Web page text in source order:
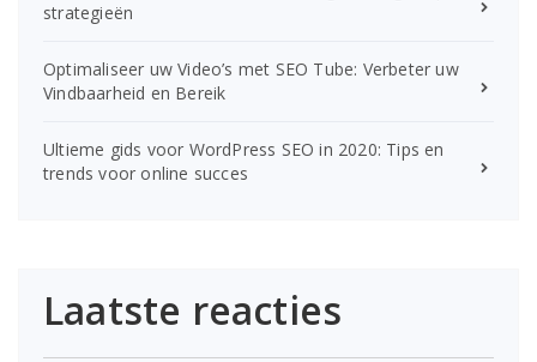
strategieën
Optimaliseer uw Video’s met SEO Tube: Verbeter uw
Vindbaarheid en Bereik
Ultieme gids voor WordPress SEO in 2020: Tips en
trends voor online succes
Laatste reacties